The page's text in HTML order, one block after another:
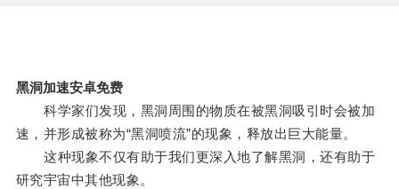
黑洞加速安卓免费
科学家们发现，黑洞周围的物质在被黑洞吸引时会被加
速，并形成被称为“黑洞喷流”的现象，释放出巨大能量。
这种现象不仅有助于我们更深入地了解黑洞，还有助于
研究宇宙中其他现象。